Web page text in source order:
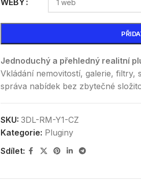
Jednoduchý a přehledný realitní
Vkládání nemovitostí, galerie, filtry,
správa nabídek bez zbytečné
SKU: 3DL-RM-Y1-CZ
Kategorie: Pluginy
Sdílet: